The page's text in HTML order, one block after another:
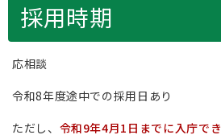
採用時期
応相談
令和8年度途中での採用日あり
ただし、 令和9年4月1日までに入庁で